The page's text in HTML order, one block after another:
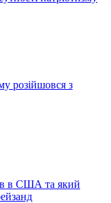
розійшовся з
в США та який